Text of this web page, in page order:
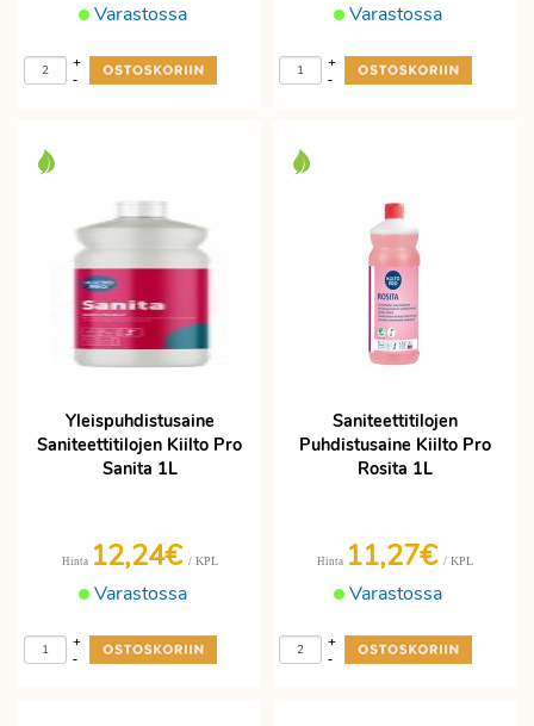
Varastossa
-
+
Varastossa
-
+
Yleispuhdistusaine
Saniteettitilojen Kiilto Pro
Sanita 1L
Varastossa
Hinta 12,24€ / KPL
-
+
Saniteettitilojen
Puhdistusaine Kiilto Pro
Rosita 1L
Varastossa
Hinta 11,27€ / KPL
-
+